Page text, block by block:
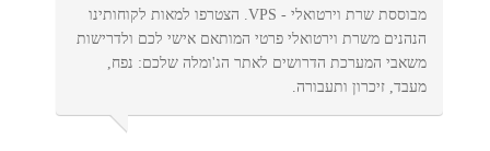
מבוססת שרת וירטואלי - VPS. הצטרפו למאות לקוחותינו
הנהנים משרת וירטואלי פרטי המותאם אישי לכם ולדרישות
משאבי המערכת הדרושים לאתר הג'ומלה שלכם: נפח,
מעבד, זיכרון ותעבורה.